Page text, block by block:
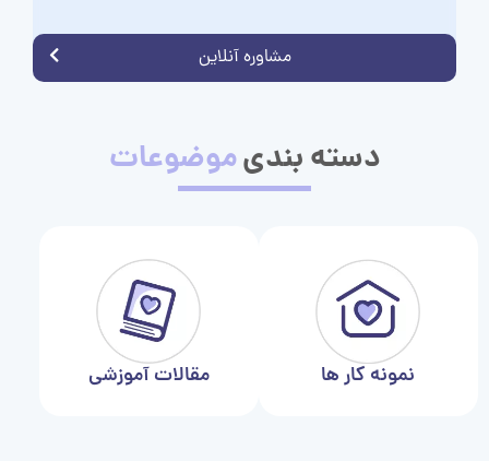
مشاوره آنلاین
دسته بندیموضوعات
نمونه کار ها مقالات آموزشی